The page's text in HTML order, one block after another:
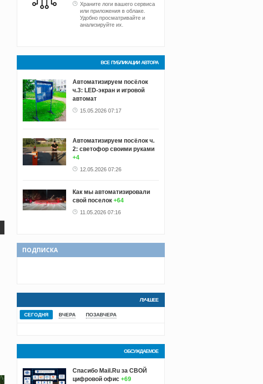
Храните логи вашего сервиса
или приложения в облаке.
Удобно просматривайте и
анализируйте их.
ВСЕ ПУБЛИКАЦИИ АВТОРА
Автоматизируем посёлок
ч.3: LED-экран и игровой
автомат
15.05.2026 07:17
Автоматизируем посёлок ч.
2: светофор своими руками
+4
12.05.2026 07:26
Как мы автоматизировали
свой поселок +64
11.05.2026 07:16
ПОДПИСКА
ЛУЧШЕЕ
СЕГОДНЯ ВЧЕРА ПОЗАВЧЕРА
ОБСУЖДАЕМОЕ
Спасибо Mail.Ru за СВОЙ
цифровой офис +69